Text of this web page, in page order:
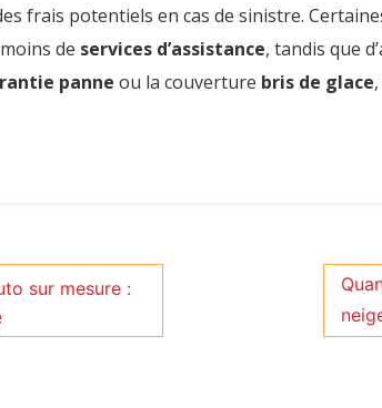
frais potentiels en cas de sinistre.
de services d’assistance, tandis que
panne ou la couverture bris de glace
sur mesure :